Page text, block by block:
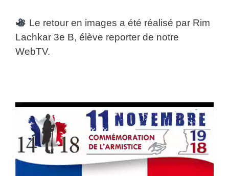
Le retour en images a été réalisé par Rim
Lachkar 3e B, élève reporter de notre
WebTV.
Lecteur
vidéo